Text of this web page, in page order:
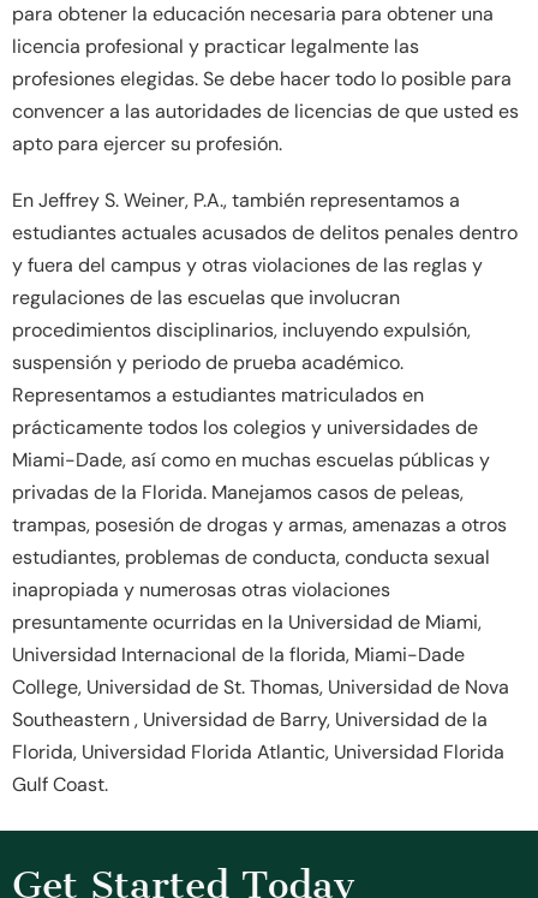
para obtener la educación necesaria para obtener una
licencia profesional y practicar legalmente las
profesiones elegidas. Se debe hacer todo lo posible para
convencer a las autoridades de licencias de que usted es
apto para ejercer su profesión.
En Jeffrey S. Weiner, P.A., también representamos a
estudiantes actuales acusados ​​de delitos penales dentro
y fuera del campus y otras violaciones de las reglas y
regulaciones de las escuelas que involucran
procedimientos disciplinarios, incluyendo expulsión,
suspensión y periodo de prueba académico.
Representamos a estudiantes matriculados en
prácticamente todos los colegios y universidades de
Miami-Dade, así como en muchas escuelas públicas y
privadas de la Florida. Manejamos casos de peleas,
trampas, posesión de drogas y armas, amenazas a otros
estudiantes, problemas de conducta, conducta sexual
inapropiada y numerosas otras violaciones
presuntamente ocurridas en la Universidad de Miami,
Universidad Internacional de la florida, Miami-Dade
College, Universidad de St. Thomas, Universidad de Nova
Southeastern , Universidad de Barry, Universidad de la
Florida, Universidad Florida Atlantic, Universidad Florida
Gulf Coast.
Get Started Today